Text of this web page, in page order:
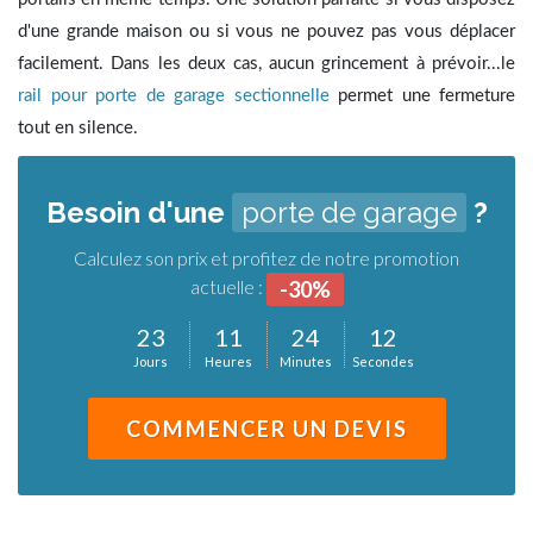
d'une grande maison ou si vous ne pouvez pas vous déplacer
facilement. Dans les deux cas, aucun grincement à prévoir...le
rail pour porte de garage sectionnellepermet une fermeture
tout en silence.